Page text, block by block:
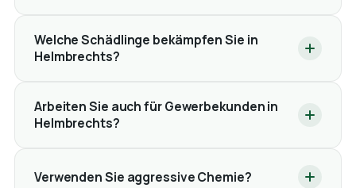
Welche Schädlinge bekämpfen Sie in
Helmbrechts?
Arbeiten Sie auch für Gewerbekunden in
Helmbrechts?
Verwenden Sie aggressive Chemie?